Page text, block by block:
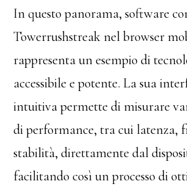
In questo panorama, software
Towerrushstreak nel browser
rappresenta un esempio di
accessibile e potente. La sua
intuitiva permette di misurare
di performance, tra cui latenza,
stabilità, direttamente dal
facilitando così un processo di